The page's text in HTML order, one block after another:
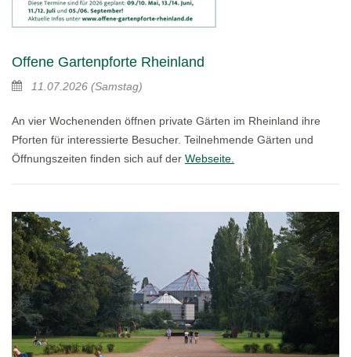
Offene Gartenpforte Rheinland
11.07.2026 (Samstag)
An vier Wochenenden öffnen private Gärten im Rheinland ihre
Pforten für interessierte Besucher. Teilnehmende Gärten und
Öffnungszeiten finden sich auf der Webseite.